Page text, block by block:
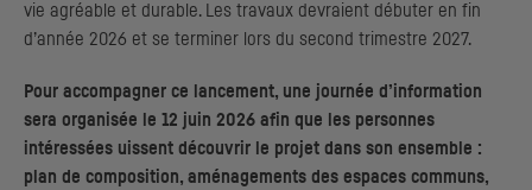
vie agréable et durable. Les travaux devraient débuter en fin
d’année 2026 et se terminer lors du second trimestre 2027.
Pour accompagner ce lancement, une journée d’information
sera organisée le 12 juin 2026 afin que les personnes
intéressées uissent découvrir le projet dans son ensemble :
plan de composition, aménagements des espaces communs,